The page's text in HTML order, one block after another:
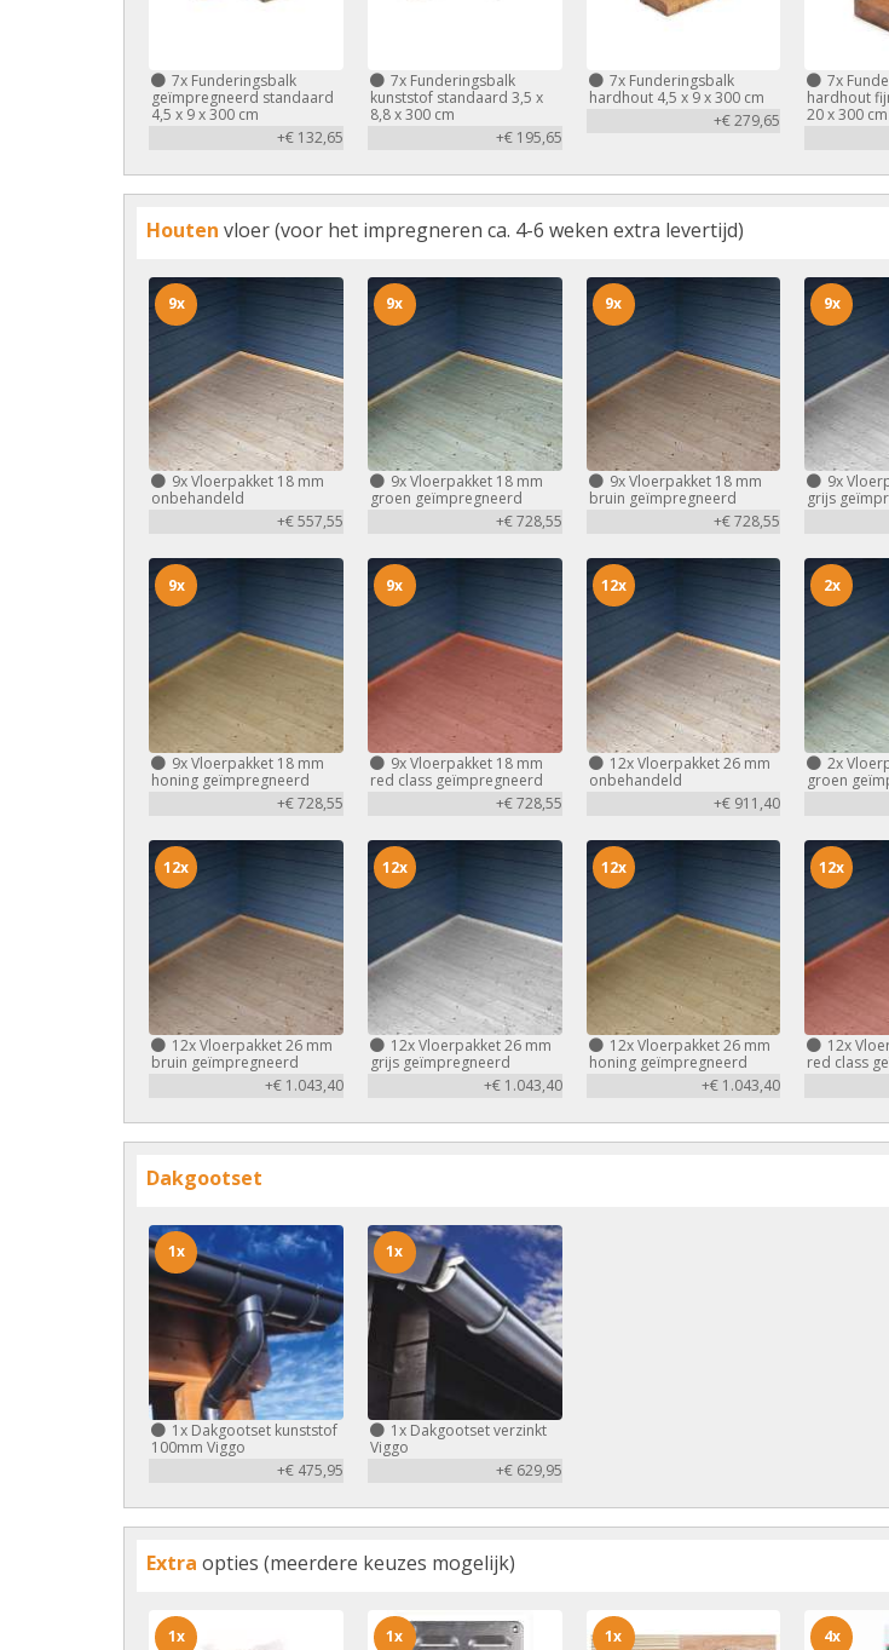
7x Funderingsbalk
geïmpregneerd standaard
4,5 x 9 x 300 cm
+€ 132,65
7xFunderingsbalk
kunststof standaard 3,5 x
8,8 x 300 cm
+€ 195,65
7xFunderingsbalk
hardhout 4,5 x 9 x 300 cm
+€ 279,65
7x
hardhout
20 x 300 cm
Houten vloer (voor het impregneren ca. 4-6 weken extra levertijd)
9xVloerpakket 18 mm
onbehandeld
+€ 557,55
9x
9xVloerpakket 18 mm
groen geïmpregneerd
+€ 728,55
9x
9xVloerpakket 18 mm
bruin geïmpregneerd
+€ 728,55
9x
9x
grijs
9x
9xVloerpakket 18 mm
honing geïmpregneerd
+€ 728,55
9x
9xVloerpakket 18 mm
red class geïmpregneerd
+€ 728,55
9x
12xVloerpakket 26 mm
onbehandeld
+€ 911,40
12x
2x
groen
2x
12xVloerpakket 26 mm
bruin geïmpregneerd
+€ 1.043,40
12x
12xVloerpakket 26 mm
grijs geïmpregneerd
+€ 1.043,40
12x
12xVloerpakket 26 mm
honing geïmpregneerd
+€ 1.043,40
12x
12x
red class
12x
Dakgootset
1x Dakgootset kunststof
100mm Viggo
+€ 475,95
1x
1xDakgootset verzinkt
Viggo
+€ 629,95
1x
Extra opties (meerdere keuzes mogelijk)
1x 1x 1x 4x